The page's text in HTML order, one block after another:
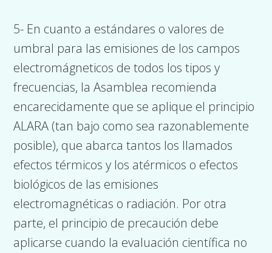
5- En cuanto a estándares o valores de
umbral para las emisiones de los campos
electromágneticos de todos los tipos y
frecuencias, la Asamblea recomienda
encarecidamente que se aplique el principio
ALARA (tan bajo como sea razonablemente
posible), que abarca tantos los llamados
efectos térmicos y los atérmicos o efectos
biológicos de las emisiones
electromagnéticas o radiación. Por otra
parte, el principio de precaución debe
aplicarse cuando la evaluación científica no